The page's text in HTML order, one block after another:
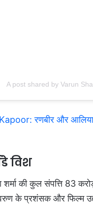
A post shared by Varun
रणबीर और
विश
शर्मा की कुल संपत्ति 83
के प्रशंसक और फिल्म